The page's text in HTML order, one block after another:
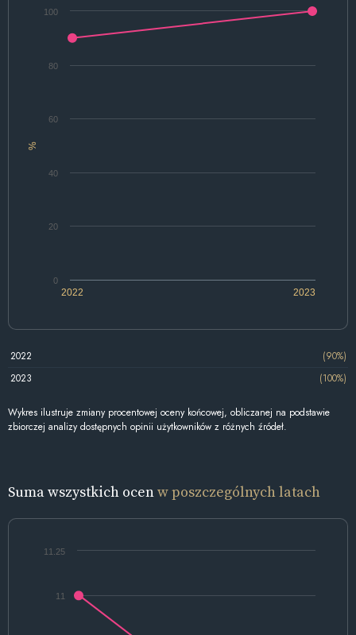
%
2022 2023
0
20
40
60
80
100
2022
(90%)
2023
(100%)
Wykres ilustruje zmiany procentowej oceny końcowej, obliczanej na podstawie
zbiorczej analizy dostępnych opinii użytkowników z różnych źródeł.
Suma wszystkich ocenw poszczególnych latach
11
11.25